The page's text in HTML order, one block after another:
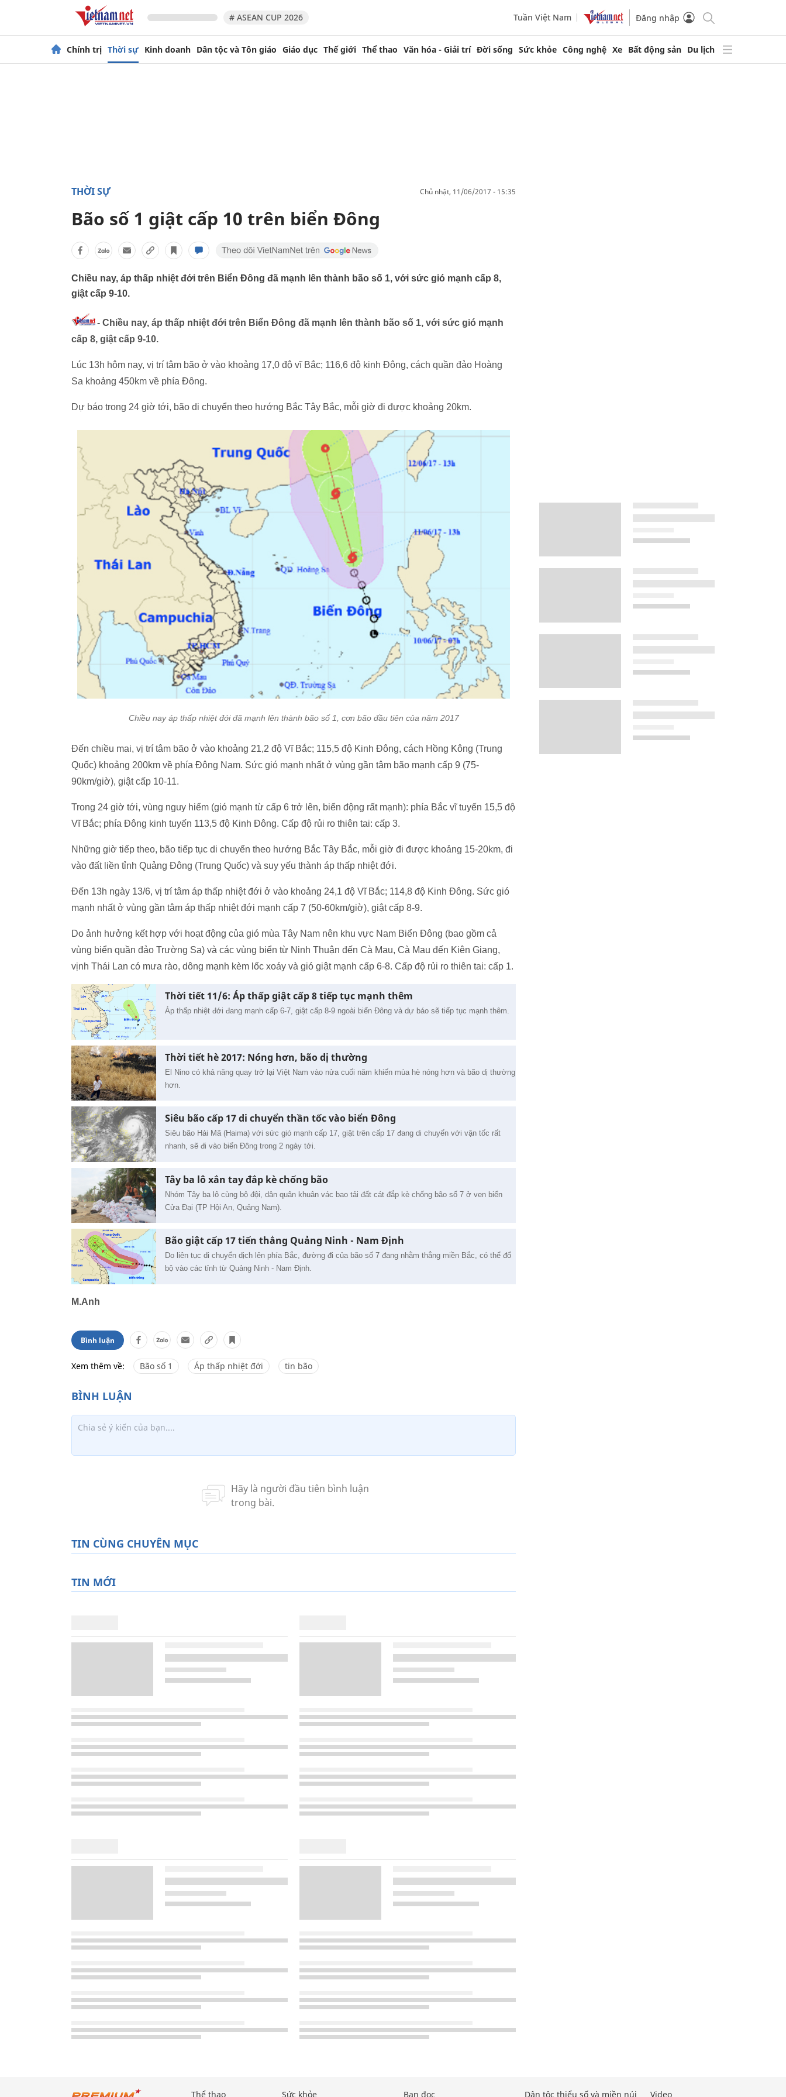
# ASEAN CUP 2026 Tuần Việt Nam Đăng nhập
Chính trị Thời sự Kinh doanh Dân tộc và Tôn giáo Giáo dục Thế giới Thể thao Văn hóa - Giải trí Đời sống Sức khỏe Công nghệ Xe Bất động sản Du lịch
THỜI SỰ chủ nhật, 11/06/2017 - 15:35
Bão số 1 giật cấp 10 trên biển Đông
Chiều nay, áp thấp nhiệt đới trên Biển Đông đã mạnh lên thành bão số 1, với sức gió mạnh cấp 8,
giật cấp 9-10.
- Chiều nay, áp thấp nhiệt đới trên Biển Đông đã mạnh lên thành bão số 1, với sức gió mạnh
cấp 8, giật cấp 9-10.
Lúc 13h hôm nay, vị trí tâm bão ở vào khoảng 17,0 độ vĩ Bắc; 116,6 độ kinh Đông, cách quần đảo Hoàng
Sa khoảng 450km về phía Đông.
Dự báo trong 24 giờ tới, bão di chuyển theo hướng Bắc Tây Bắc, mỗi giờ đi được khoảng 20km.
Chiều nay áp thấp nhiệt đới đã mạnh lên thành bão số 1, cơn bão đầu tiên của năm 2017
Đến chiều mai, vị trí tâm bão ở vào khoảng 21,2 độ Vĩ Bắc; 115,5 độ Kinh Đông, cách Hồng Kông (Trung
Quốc) khoảng 200km về phía Đông Nam. Sức gió mạnh nhất ở vùng gần tâm bão mạnh cấp 9 (75-
90km/giờ), giật cấp 10-11.
Trong 24 giờ tới, vùng nguy hiểm (gió mạnh từ cấp 6 trở lên, biển động rất mạnh): phía Bắc vĩ tuyến 15,5 độ
Vĩ Bắc; phía Đông kinh tuyến 113,5 độ Kinh Đông. Cấp độ rủi ro thiên tai: cấp 3.
Những giờ tiếp theo, bão tiếp tục di chuyển theo hướng Bắc Tây Bắc, mỗi giờ đi được khoảng 15-20km, đi
vào đất liền tỉnh Quảng Đông (Trung Quốc) và suy yếu thành áp thấp nhiệt đới.
Đến 13h ngày 13/6, vị trí tâm áp thấp nhiệt đới ở vào khoảng 24,1 độ Vĩ Bắc; 114,8 độ Kinh Đông. Sức gió
mạnh nhất ở vùng gần tâm áp thấp nhiệt đới mạnh cấp 7 (50-60km/giờ), giật cấp 8-9.
Do ảnh hưởng kết hợp với hoạt động của gió mùa Tây Nam nên khu vực Nam Biển Đông (bao gồm cả
vùng biển quần đảo Trường Sa) và các vùng biển từ Ninh Thuận đến Cà Mau, Cà Mau đến Kiên Giang,
vịnh Thái Lan có mưa rào, dông mạnh kèm lốc xoáy và gió giật mạnh cấp 6-8. Cấp độ rủi ro thiên tai: cấp 1.
Thời tiết 11/6: Áp thấp giật cấp 8 tiếp tục mạnh thêm
Áp thấp nhiệt đới đang mạnh cấp 6-7, giật cấp 8-9 ngoài biển Đông và dự báo sẽ tiếp tục mạnh thêm.
Thời tiết hè 2017: Nóng hơn, bão dị thường
El Nino có khả năng quay trở lại Việt Nam vào nửa cuối năm khiến mùa hè nóng hơn và bão dị thường
hơn.
Siêu bão cấp 17 di chuyển thần tốc vào biển Đông
Siêu bão Hải Mã (Haima) với sức gió mạnh cấp 17, giật trên cấp 17 đang di chuyển với vận tốc rất
nhanh, sẽ đi vào biển Đông trong 2 ngày tới.
Tây ba lô xắn tay đắp kè chống bão
Nhóm Tây ba lô cùng bộ đội, dân quân khuân vác bao tải đất cát đắp kè chống bão số 7 ở ven biển
Cửa Đại (TP Hội An, Quảng Nam).
Bão giật cấp 17 tiến thẳng Quảng Ninh - Nam Định
Do liên tục di chuyển dịch lên phía Bắc, đường đi của bão số 7 đang nhằm thẳng miền Bắc, có thể đổ
bộ vào các tỉnh từ Quảng Ninh - Nam Định.
M.Anh
Bình luận
Xem thêm về: Bão số 1 Áp thấp nhiệt đới tin bão
TIN CÙNG CHUYÊN MỤC
TIN MỚI
Thể thao Sức khỏe Bạn đọc Dân tộc thiểu số và miền núi Video